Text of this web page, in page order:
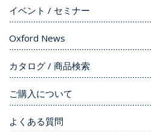
イベント / セミナー
Oxford News
カタログ / 商品検索
ご購入について
よくある質問